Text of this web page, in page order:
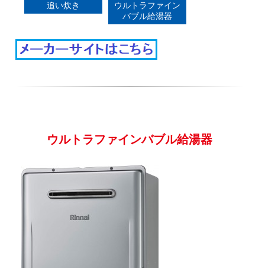
追い炊き
ウルトラファイン
バブル給湯器
ウルトラファインバブル給湯器